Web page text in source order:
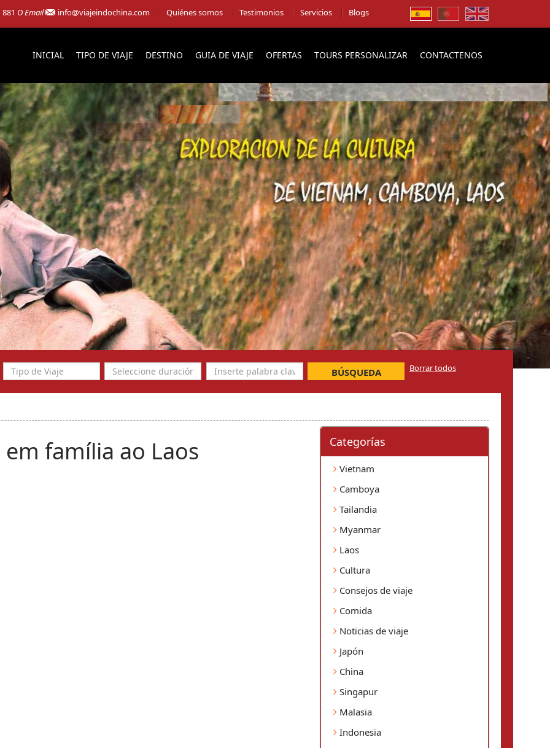
O Email info@viajeindochina.com Quiénes somos Testimonios Servicios Blogs
INICIAL TIPO DE VIAJE DESTINO GUIA DE VIAJE OFERTAS TOURS PERSONALIZAR CONTACTENOS
BÚSQUEDA Borrar todos
família ao Laos Categorí­as
Vietnam
Camboya
Tailandia
Myanmar
Laos
Cultura
Consejos de viaje
Comida
Noticias de viaje
Japón
China
Singapur
Malasia
Indonesia